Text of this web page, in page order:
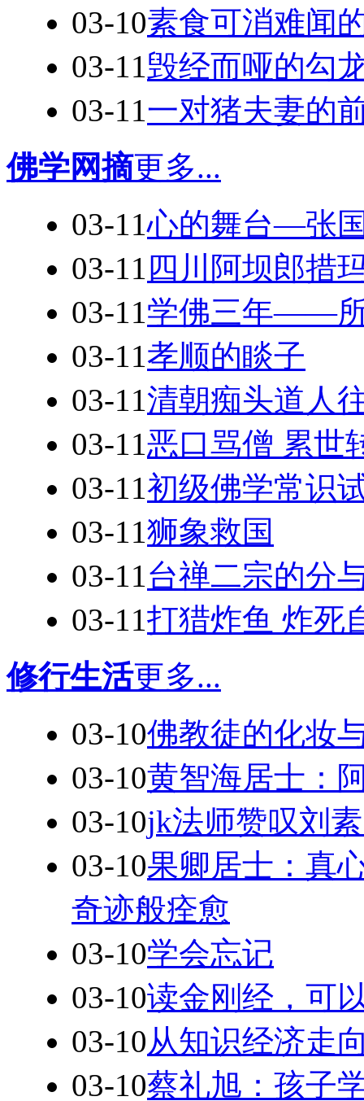
03-10素食可消难闻
03-11毁经而哑的勾
03-11一对猪夫妻的
佛学网摘更多...
03-11心的舞台—张
03-11 四川阿坝郎措
03-11学佛三年——所
03-11孝顺的睒子
03-11清朝痴头道人
03-11恶口骂僧 累世
03-11初级佛学常识
03-11狮象救国
03-11台禅二宗的分
03-11打猎炸鱼 炸死
修行生活更多...
03-10佛教徒的化妆
03-10黄智海居士：
03-10jk法师赞叹刘
03-10果卿居士：真
奇迹般痊愈
03-10学会忘记
03-10读金刚经，可
03-10从知识经济走
03-10蔡礼旭：孩子